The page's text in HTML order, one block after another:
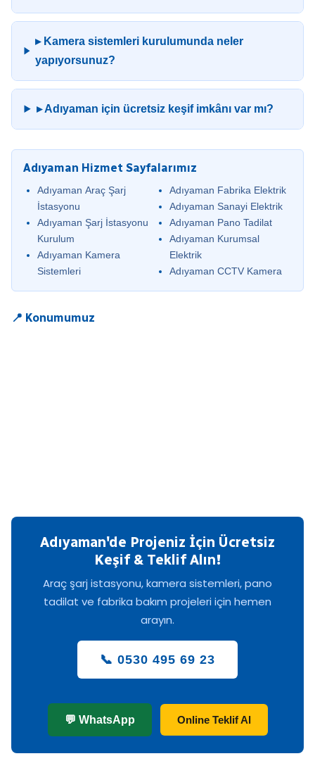
▸ Kamera sistemleri kurulumunda neler
yapıyorsunuz?
▸ Adıyaman için ücretsiz keşif imkânı var mı?
Adıyaman Hizmet Sayfalarımız
Adıyaman Araç Şarj
İstasyonu
Adıyaman Şarj İstasyonu
Kurulum
Adıyaman Kamera
Sistemleri
Adıyaman Fabrika Elektrik
Adıyaman Sanayi Elektrik
Adıyaman Pano Tadilat
Adıyaman Kurumsal
Elektrik
Adıyaman CCTV Kamera
📍 Konumumuz
Adıyaman'de Projeniz İçin Ücretsiz
Keşif & Teklif Alın!
Araç şarj istasyonu, kamera sistemleri, pano
tadilat ve fabrika bakım projeleri için hemen
arayın.
📞 0530 495 69 23
💬 WhatsApp Online Teklif Al